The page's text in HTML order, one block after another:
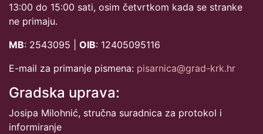
13:00 do 15:00 sati, osim četvrtkom kada se stranke
ne primaju.
MB: 2543095 | OIB: 12405095116
E-mail za primanje pismena: pisarnica@grad-krk.hr
Gradska uprava:
Josipa Milohnić, stručna suradnica za protokol i
informiranje